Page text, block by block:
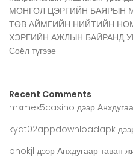
МОНГОЛ ЦЭРГИЙН БАЯРЫН
ТӨВ АЙМГИЙН НИЙТИЙН
ХЭРГИЙН АЖЛЫН БАЙРАНД
Соёл түгээе
Recent Comments
mxmex5casino дээр
kyat02appdownloadapk
phokjl дээр Анхдугаар таван